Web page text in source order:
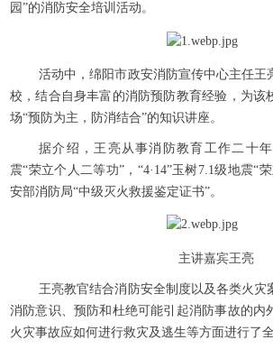
园”的消防安全培训活动。
活动中，绵阳市政安消防宣传中心主任王
校，结合自身丰富的消防预防教育经验，为该
场“预防为主，防消结合”的知识讲座。
据介绍，王亮从事消防教育工作二十年
震“荣立个人二等功”，“4·14”玉树7.1级地震“
安部消防局“中级灭火救援鉴定证书”。
主讲嘉宾王亮
王亮教官结合消防安全制度以及各类火灾
消防意识、预防和杜绝可能引起消防事故的内
火灾事故应如何进行救灾及逃生等方面进行了全